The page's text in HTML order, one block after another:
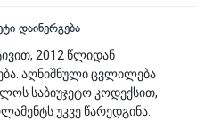
2012 წლიდან
აღნიშნული ცვლილება
საბიუჯეტო კოდექსით,
უკვე წარედგინა.